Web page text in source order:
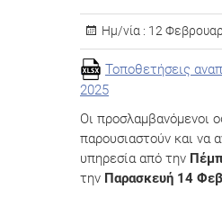
Ημ/νία : 12
Τοποθετήσεις
2025
Οι προσλαμβανόμενοι
παρουσιαστούν και να
υπηρεσία από την
την Παρασκευή 14